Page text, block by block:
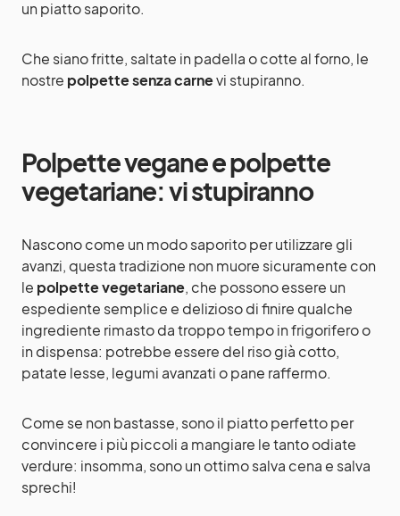
un piatto saporito.
Che siano fritte, saltate in padella o cotte al forno, le
nostre polpette senza carnevi stupiranno.
Polpette vegane e polpette
vegetariane: vi stupiranno
Nascono come un modo saporito per utilizzare gli
avanzi, questa tradizione non muore sicuramente con
le polpette vegetariane, che possono essere un
espediente semplice e delizioso di finire qualche
ingrediente rimasto da troppo tempo in frigorifero o
in dispensa: potrebbe essere del riso già cotto,
patate lesse, legumi avanzati o pane raffermo.
Come se non bastasse, sono il piatto perfetto per
convincere i più piccoli a mangiare le tanto odiate
verdure: insomma, sono un ottimo salva cena e salva
sprechi!